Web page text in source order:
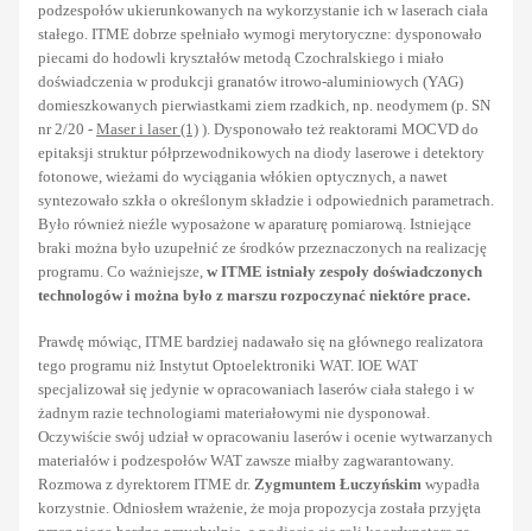
podzespołów ukierunkowanych na wykorzystanie ich w laserach ciała
stałego. ITME dobrze spełniało wymogi merytoryczne: dysponowało
piecami do hodowli kryształów metodą Czochralskiego i miało
doświadczenia w produkcji granatów itrowo-aluminiowych (YAG)
domieszkowanych pierwiastkami ziem rzadkich, np. neodymem (p. SN
nr 2/20 - Maser i laser (1) ). Dysponowało też reaktorami MOCVD do
epitaksji struktur półprzewodnikowych na diody laserowe i detektory
fotonowe, wieżami do wyciągania włókien optycznych, a nawet
syntezowało szkła o określonym składzie i odpowiednich parametrach.
Było również nieźle wyposażone w aparaturę pomiarową. Istniejące
braki można było uzupełnić ze środków przeznaczonych na realizację
programu. Co ważniejsze, w ITME istniały zespoły doświadczonych
technologów i można było z marszu rozpoczynać niektóre prace.
Prawdę mówiąc, ITME bardziej nadawało się na głównego realizatora
tego programu niż Instytut Optoelektroniki WAT. IOE WAT
specjalizował się jedynie w opracowaniach laserów ciała stałego i w
żadnym razie technologiami materiałowymi nie dysponował.
Oczywiście swój udział w opracowaniu laserów i ocenie wytwarzanych
materiałów i podzespołów WAT zawsze miałby zagwarantowany.
Rozmowa z dyrektorem ITME dr. Zygmuntem Łuczyńskim wypadła
korzystnie. Odniosłem wrażenie, że moja propozycja została przyjęta